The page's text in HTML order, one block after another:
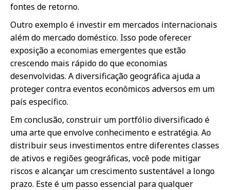
fontes de retorno.
Outro exemplo é investir em mercados internacionais
além do mercado doméstico. Isso pode oferecer
exposição a economias emergentes que estão
crescendo mais rápido do que economias
desenvolvidas. A diversificação geográfica ajuda a
proteger contra eventos econômicos adversos em um
país específico.
Em conclusão, construir um portfólio diversificado é
uma arte que envolve conhecimento e estratégia. Ao
distribuir seus investimentos entre diferentes classes
de ativos e regiões geográficas, você pode mitigar
riscos e alcançar um crescimento sustentável a longo
prazo. Este é um passo essencial para qualquer